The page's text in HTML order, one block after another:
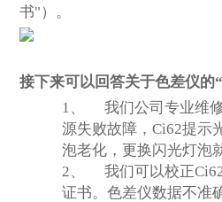
书"）。
接下来可以回答关于色差仪的
1、
我们公司专业维
源失败故障，Ci62提示
泡老化，更换闪光灯泡
2、
我们可以校正
证书。色差仪数据不准